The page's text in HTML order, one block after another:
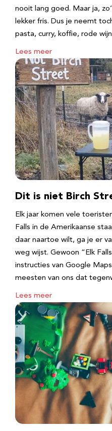
nooit lang goed. Maar ja,
lekker fris. Dus je neemt
pasta, curry, koffie, rode
Lees meer
Dit is niet Birch
Elk jaar komen vele
Falls in de Amerikaanse
daar naartoe wilt, ga je er
weg wijst. Gewoon “Elk
instructies van Google
meesten van ons dat
Lees meer